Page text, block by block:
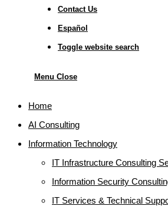
Contact Us
Español
Toggle website search
Menu Close
Home
AI Consulting
Information Technology
IT Infrastructure Consulting
Information Security
IT Services & Technical